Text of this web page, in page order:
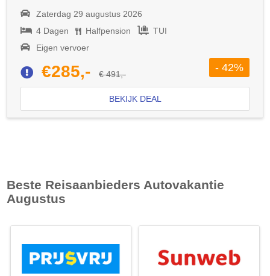
Zaterdag 29 augustus 2026
4 Dagen
Halfpension
TUI
Eigen vervoer
€285,- € 491,-
- 42%
BEKIJK DEAL
Beste Reisaanbieders Autovakantie
Augustus